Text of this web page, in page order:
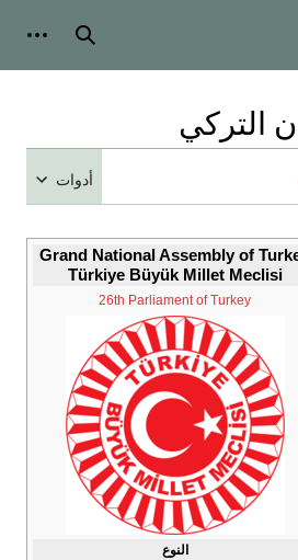
بحث
التركي
أدوات
Grand National Assembly of
Türkiye Büyük Millet Meclisi
26th Parliament of Turkey
النوع